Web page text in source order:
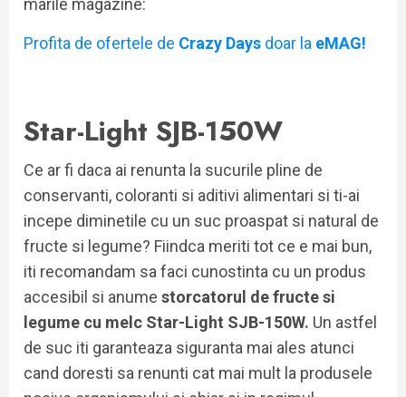
marile magazine:
Profita de ofertele de Crazy Days doar la eMAG!
Star-Light SJB-150W
Ce ar fi daca ai renunta la sucurile pline de
conservanti, coloranti si aditivi alimentari si ti-ai
incepe diminetile cu un suc proaspat si natural de
fructe si legume? Fiindca meriti tot ce e mai bun,
iti recomandam sa faci cunostinta cu un produs
accesibil si anume storcatorul de fructe si
legume cu melc Star-Light SJB-150W. Un astfel
de suc iti garanteaza siguranta mai ales atunci
cand doresti sa renunti cat mai mult la produsele